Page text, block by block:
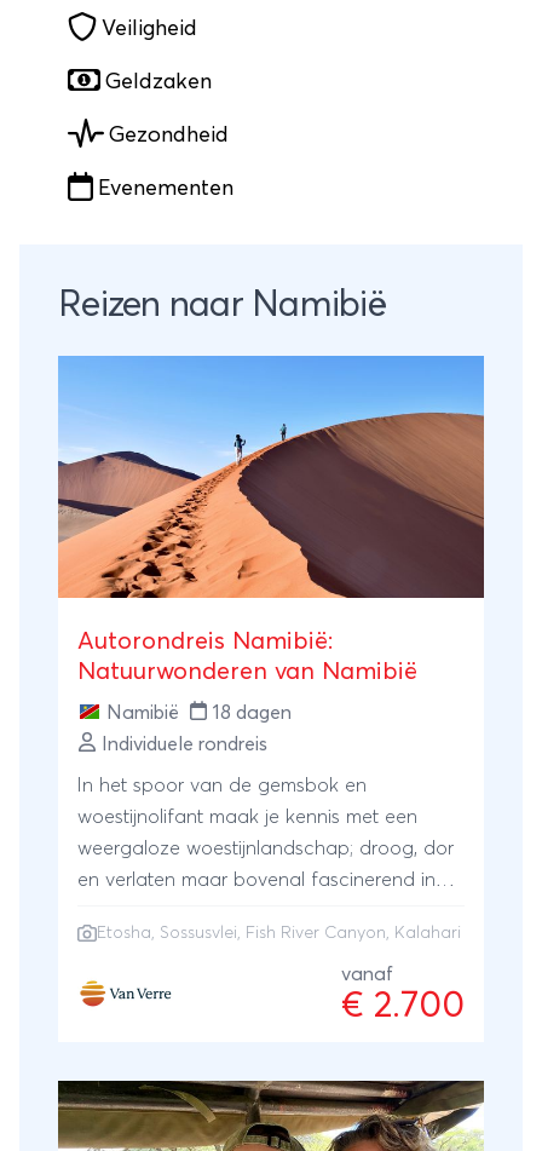
Veiligheid
Geldzaken
Gezondheid
Evenementen
Reizen naar Namibië
Autorondreis Namibië:
Natuurwonderen van Namibië
Namibië
18 dagen
Individuele rondreis
In het spoor van de gemsbok en
woestijnolifant maak je kennis met een
weergaloze woestijnlandschap; droog, dor
en verlaten maar bovenal fascinerend in
River Canyon, magistrale zonsondergangen
in het rode duinlandschap van Kalahari en
Sossusvlei. Op safari, speurend naar wilde
Van Verre stel je jouw eigen reis samen.
Laat je inspireren door dit reisschema. Geef
Etosha, Sossusvlei, Fish River Canyon, Kalahari
vanaf
€ 2.700